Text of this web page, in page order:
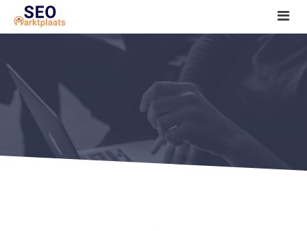
SEO tools reviews
Marketeer bij jou in de buurt?
Offerte
1. Seo voor beginners +
2. Onderzoeken +